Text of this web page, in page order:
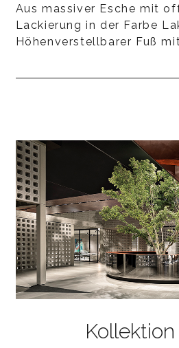
Aus massiver Esche mit
Lackierung in der Farbe
Höhenverstellbarer Fuß
Kollektion